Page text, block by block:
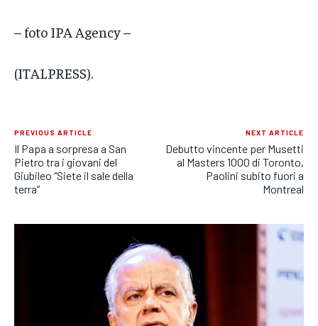
– foto IPA Agency –
(ITALPRESS).
PREVIOUS ARTICLE
Il Papa a sorpresa a San
Pietro tra i giovani del
Giubileo “Siete il sale della
terra”
NEXT ARTICLE
Debutto vincente per Musetti
al Masters 1000 di Toronto,
Paolini subito fuori a
Montreal